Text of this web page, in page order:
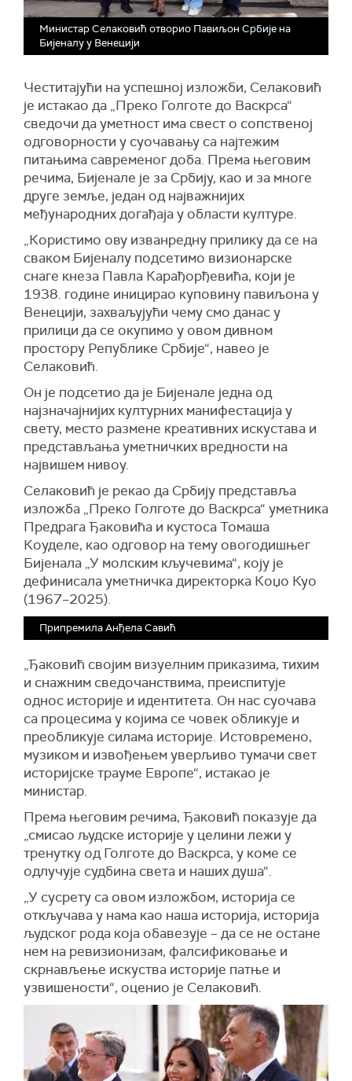
Министар Селаковић отворио Павиљон Србије на
Бијеналу у Венецији
Честитајући на успешној изложби, Селаковић
је истакао да „Преко Голготе до Васкрса“
сведочи да уметност има свест о сопственој
одговорности у суочавању са најтежим
питањима савременог доба. Према његовим
речима, Бијенале је за Србију, као и за многе
друге земље, један од најважнијих
међународних догађаја у области културе.
„Користимо ову изванредну прилику да се на
сваком Бијеналу подсетимо визионарске
снаге кнеза Павла Карађорђевића, који је
1938. године иницирао куповину павиљона у
Венецији, захваљујући чему смо данас у
прилици да се окупимо у овом дивном
простору Републике Србије“, навео је
Селаковић.
Он је подсетио да је Бијенале једна од
најзначајнијих културних манифестација у
свету, место размене креативних искустава и
представљања уметничких вредности на
највишем нивоу.
Селаковић је рекао да Србију представља
изложба „Преко Голготе до Васкрса“ уметника
Предрага Ђаковића и кустоса Томаша
Коуделе, као одговор на тему овогодишњег
Бијенала „У молским кључевима“, коју је
дефинисала уметничка директорка Коџо Куо
(1967–2025).
Припремила Анђела Савић
„Ђаковић својим визуелним приказима, тихим
и снажним сведочанствима, преиспитује
однос историје и идентитета. Он нас суочава
са процесима у којима се човек обликује и
преобликује силама историје. Истовремено,
музиком и извођењем уверљиво тумачи свет
историјске трауме Европе“, истакао је
министар.
Према његовим речима, Ђаковић показује да
„смисао људске историје у целини лежи у
тренутку од Голготе до Васкрса, у коме се
одлучује судбина света и наших душа“.
„У сусрету са овом изложбом, историја се
откључава у нама као наша историја, историја
људског рода која обавезује – да се не остане
нем на ревизионизам, фалсификовање и
скрнављење искуства историје патње и
узвишености“, оценио је Селаковић.